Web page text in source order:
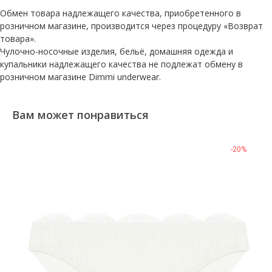
Обмен товара надлежащего качества, приобретенного в
розничном магазине, производится через процедуру «Возврат
товара».
Чулочно-носочные изделия, бельё, домашняя одежда и
купальники надлежащего качества не подлежат обмену в
розничном магазине Dimmi underwear.
Вам может понравиться
-20%